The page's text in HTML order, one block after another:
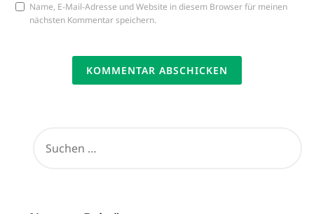
Name, E-Mail-Adresse und Website in diesem Browser für meinen
nächsten Kommentar speichern.
NACH: